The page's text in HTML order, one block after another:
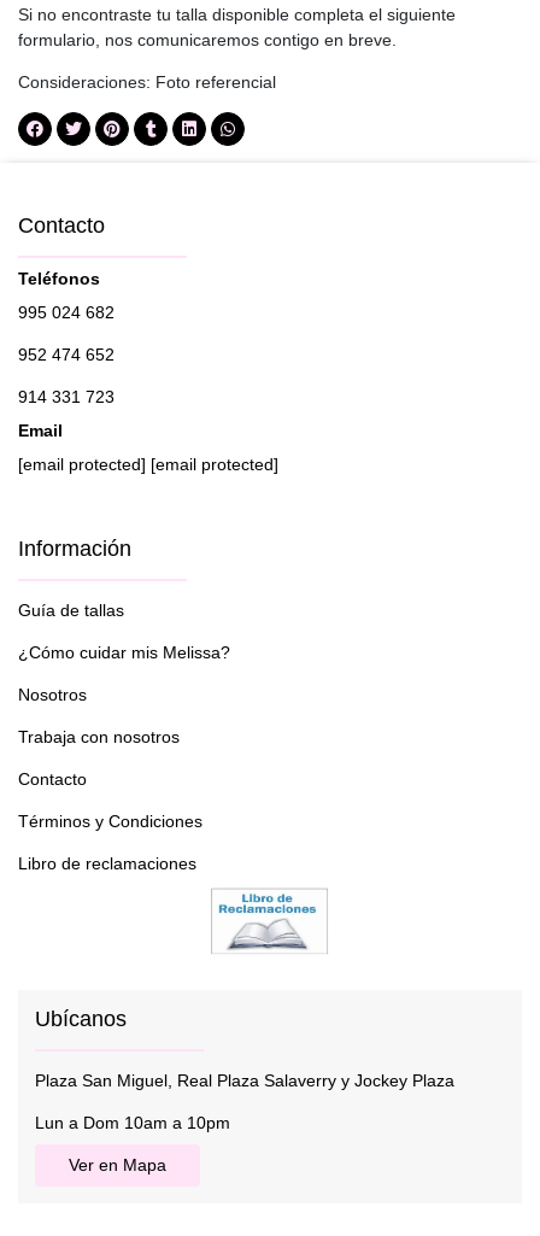
Si no encontraste tu talla disponible completa el siguiente
formulario , nos comunicaremos contigo en breve.
Consideraciones: Foto referencial
Contacto
Teléfonos
995 024 682
952 474 652
914 331 723
Email
[email protected] [email protected]
Información
Guía de tallas
¿Cómo cuidar mis Melissa?
Nosotros
Trabaja con nosotros
Contacto
Términos y Condiciones
Libro de reclamaciones
Ubícanos
Plaza San Miguel, Real Plaza Salaverry y Jockey Plaza
Lun a Dom 10am a 10pm
Ver en Mapa